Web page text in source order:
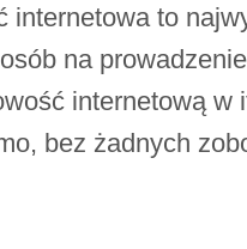
internetowa to
na
internetową w
bez żadnych